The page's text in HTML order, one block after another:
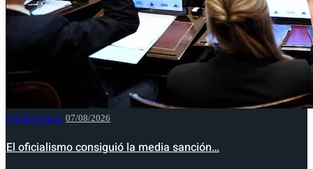
NACIONALES 07/08/2026
El oficialismo consiguió la media sanción…